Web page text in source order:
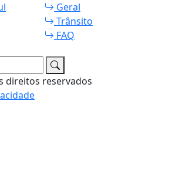
Geral
Trânsito
FAQ
direitos reservados